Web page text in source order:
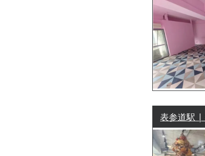
表参道駅 |